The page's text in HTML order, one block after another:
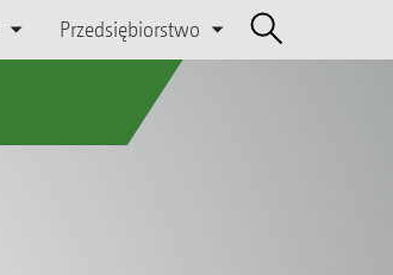
Przedsiębiorstwo